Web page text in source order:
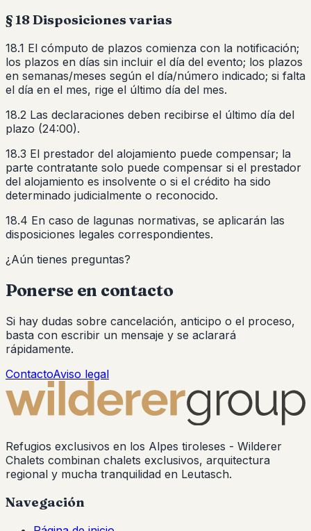
§ 18 Disposiciones varias
18.1 El cómputo de plazos comienza con la notificación;
los plazos en días sin incluir el día del evento; los plazos
en semanas/meses según el día/número indicado; si falta
el día en el mes, rige el último día del mes.
18.2 Las declaraciones deben recibirse el último día del
plazo (24:00).
18.3 El prestador del alojamiento puede compensar; la
parte contratante solo puede compensar si el prestador
del alojamiento es insolvente o si el crédito ha sido
determinado judicialmente o reconocido.
18.4 En caso de lagunas normativas, se aplicarán las
disposiciones legales correspondientes.
¿Aún tienes preguntas?
Ponerse en contacto
Si hay dudas sobre cancelación, anticipo o el proceso,
basta con escribir un mensaje y se aclarará
rápidamente.
ContactoAviso legal
Refugios exclusivos en los Alpes tiroleses - Wilderer
Chalets combinan chalets exclusivos, arquitectura
regional y mucha tranquilidad en Leutasch.
Navegación